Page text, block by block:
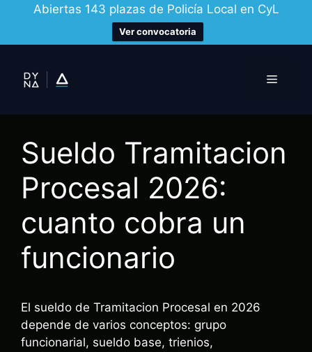
Abiertas 143 plazas de Policía Local en CyL
Ver convocatoria
contenido
Menú
Sueldo Tramitacion
Procesal 2026:
cuanto cobra un
funcionario
El sueldo de Tramitacion Procesal en 2026
depende de varios conceptos: grupo
funcionarial, sueldo base, trienios,